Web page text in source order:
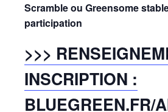
Scramble ou Greensome
participation
>>>
INSCRIPTION :
BLUEGREEN.FR/